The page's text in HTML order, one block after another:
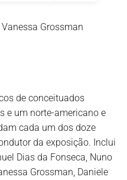
Grossman
de conceituados
e um norte-americano e
cada um dos doze
da exposição. Inclui
Dias da Fonseca, Nuno
Grossman, Daniele